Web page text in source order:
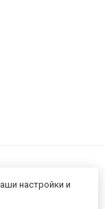
настройки и